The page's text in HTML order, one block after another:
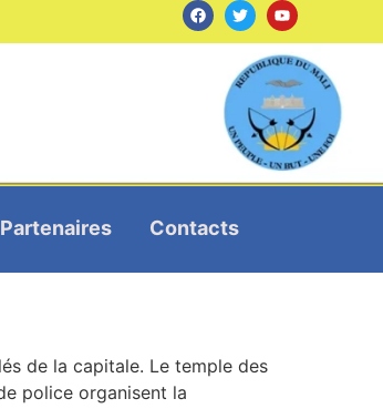
Partenaires Contacts
de la capitale. Le temple des
police organisent la